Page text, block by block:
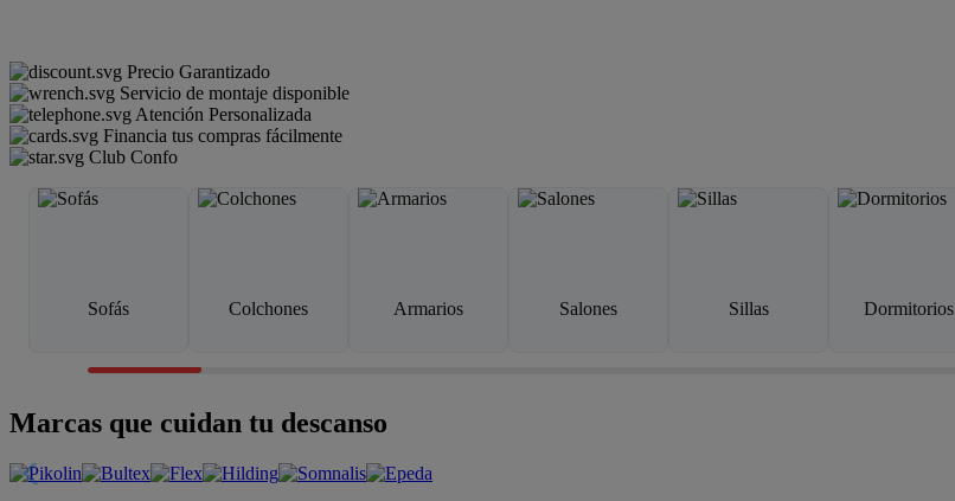
Precio Garantizado
Servicio de montaje disponible
Atención Personalizada
Financia tus compras fácilmente
Club Confo
Sofás Colchones Armarios Salones Sillas Dormitorios
Marcas que cuidan tu descanso